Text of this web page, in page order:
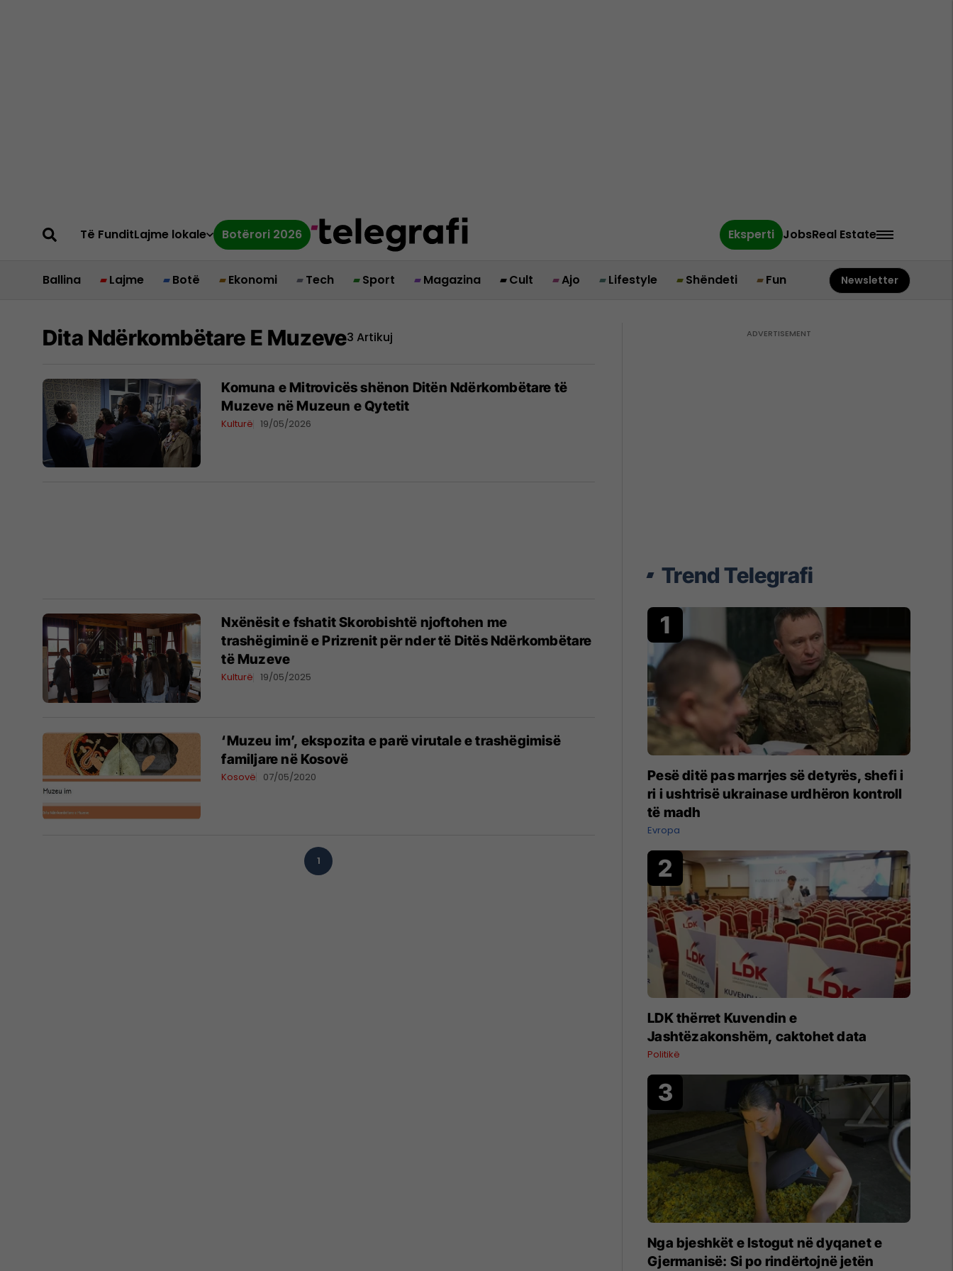
Të FunditLajme lokale Botërori 2026 Eksperti JobsReal Estate
Ballina Lajme Botë Ekonomi Tech Sport Magazina Cult Ajo Lifestyle Shëndeti Fun Newsletter
Dita Ndërkombëtare E Muzeve3 Artikuj
Komuna e Mitrovicës shënon Ditën Ndërkombëtare të
Muzeve në Muzeun e Qytetit
Kulturë 19/05/2026
Nxënësit e fshatit Skorobishtë njoftohen me
trashëgiminë e Prizrenit për nder të Ditës Ndërkombëtare
të Muzeve
Kulturë 19/05/2025
‘Muzeu im’, ekspozita e parë virutale e trashëgimisë
familjare në Kosovë
Kosovë 07/05/2020
1
Trend Telegrafi
Pesë ditë pas marrjes së detyrës, shefi i
ri i ushtrisë ukrainase urdhëron kontroll
të madh
Evropa
LDK thërret Kuvendin e
Jashtëzakonshëm, caktohet data
Politikë
Nga bjeshkët e Istogut në dyqanet e
Gjermanisë: Si po rindërtojnë jetën